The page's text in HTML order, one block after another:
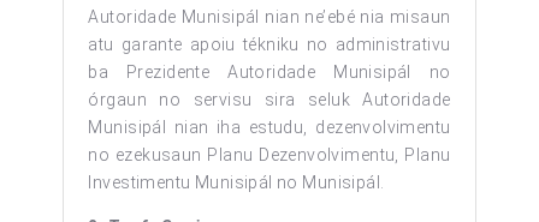
Autoridade Munisipál nian ne’ebé nia misaun
atu garante apoiu tékniku no administrativu
ba Prezidente Autoridade Munisipál no
órgaun no servisu sira seluk Autoridade
Munisipál nian iha estudu, dezenvolvimentu
no ezekusaun Planu Dezenvolvimentu, Planu
Investimentu Munisipál no Munisipál.